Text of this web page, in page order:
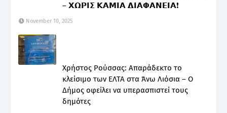
– 𝝬𝝮𝝦𝝞𝝨 𝝟𝝖𝝡𝝞𝝖 𝝙𝝞𝝖𝝫𝝖𝝢𝝚𝝞𝝖❗
November 10, 2025
Χρήστος Ρούσσας: Απαράδεκτο το
κλείσιμο των ΕΛΤΑ στα Άνω Λιόσια – Ο
Δήμος οφείλει να υπερασπιστεί τους
δημότες